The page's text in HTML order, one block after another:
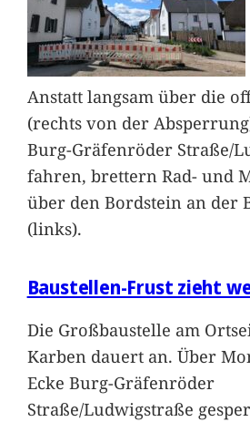
Anstatt langsam über die
(rechts von der
Burg-Gräfenröder Straße/
fahren, brettern Rad- und
über den Bordstein an der
(links).
Baustellen-Frust zieht
Die Großbaustelle am
Karben dauert an. Über
Ecke Burg-Gräfenröder
Straße/Ludwigstraße